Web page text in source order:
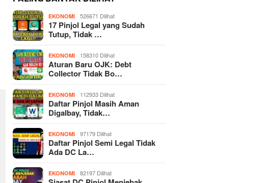
EKONOMI 526671 Dilihat
17 Pinjol Legal yang Sudah
Tutup, Tidak …
EKONOMI 158310 Dilihat
Aturan Baru OJK: Debt
Collector Tidak Bo…
EKONOMI 112933 Dilihat
Daftar Pinjol Masih Aman
Digalbay, Tidak…
EKONOMI 97179 Dilihat
Daftar Pinjol Semi Legal Tidak
Ada DC La…
EKONOMI 82197 Dilihat